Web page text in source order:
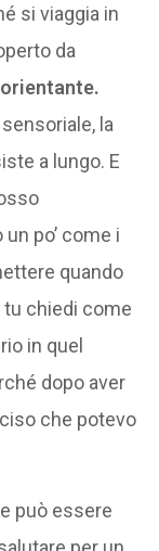
si viaggia in
da
la
a lungo. E
po’ come i
quando
tu chiedi come
in quel
dopo aver
che potevo
può essere